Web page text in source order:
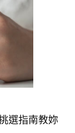
選指南教妳